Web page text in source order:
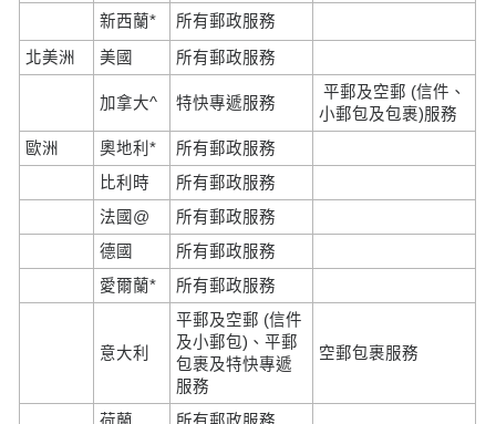
新西蘭* 所有郵政服務
北美洲 美國 所有郵政服務
加拿大^ 特快專遞服務
平郵及空郵 (信件、
小郵包及包裹)服務
歐洲
奧地利*
所有郵政服務
比利時
所有郵政服務
法國@
所有郵政服務
德國
所有郵政服務
愛爾蘭*
所有郵政服務
意大利
平郵及空郵 (信件
及小郵包)、平郵
包裹及特快專遞
服務
空郵包裹服務
荷蘭 所有郵政服務